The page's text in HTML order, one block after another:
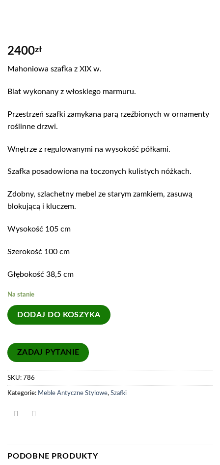
2400zł
Mahoniowa szafka z XIX w.
Blat wykonany z włoskiego marmuru.
Przestrzeń szafki zamykana parą rzeźbionych w ornamenty
roślinne drzwi.
Wnętrze z regulowanymi na wysokość półkami.
Szafka posadowiona na toczonych kulistych nóżkach.
Zdobny, szlachetny mebel ze starym zamkiem, zasuwą
blokującą i kluczem.
Wysokość 105 cm
Szerokość 100 cm
Głębokość 38,5 cm
Na stanie
DODAJ DO KOSZYKA
SKU: 786
Kategorie: Meble Antyczne Stylowe, Szafki
PODOBNE PRODUKTY